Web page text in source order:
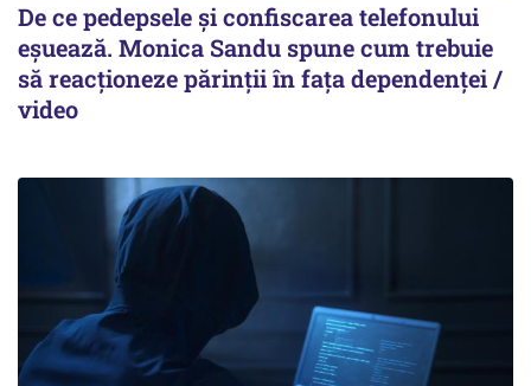
De ce pedepsele și confiscarea telefonului
eșuează. Monica Sandu spune cum trebuie
să reacționeze părinții în fața dependenței /
video